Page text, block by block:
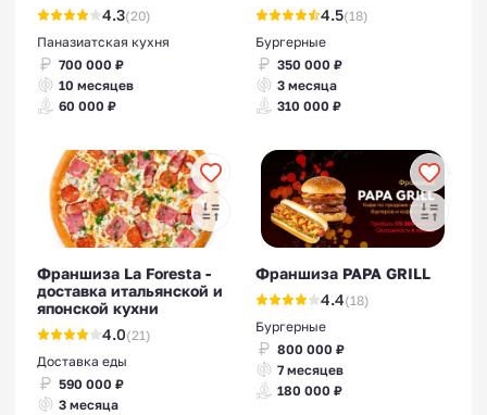
4.3(20)
Паназиатская кухня
700 000 ₽
10 месяцев
60 000 ₽
4.5(18)
Бургерные
350 000 ₽
3 месяца
310 000 ₽
Франшиза La Foresta -
доставка итальянской и
японской кухни
4.0(21)
Доставка еды
590 000 ₽
3 месяца
Франшиза PAPA GRILL
4.4(18)
Бургерные
800 000 ₽
7 месяцев
180 000 ₽